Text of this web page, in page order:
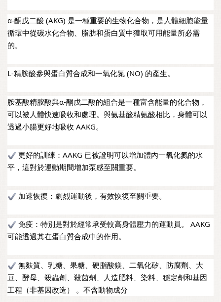
α-酮戊二酸 (AKG) 是一種重要的生物化合物，是人體細胞能量
循環中從碳水化合物、脂肪和蛋白質中獲取可用能量所必需
的。
L-精胺酸參與蛋白質合成和一氧化氮 (NO) 的產生。
胺基酸精胺酸與α-酮戊二酸的組合是一種富含能量的化合物，
可以被人體快速吸收和處理。與氨基酸精氨酸相比，身體可以
透過小腸更好地吸收 AAKG。
更好的訓練：AAKG 已被證明可以增加體內一氧化氮的水
平，這對於運動期間增加泵感至關重要。
加速恢復：劇烈運動後，有效恢復至關重要。
免疫：特別是對於經常承受較高身體壓力的運動員。 AAKG
可能透過其在蛋白質合成中的作用。
無麩質、乳糖、果糖、硬脂酸鎂、二氧化矽、防腐劑、大
豆、酵母、殺蟲劑、殺菌劑、人造肥料、染料、穩定劑和基因
工程（非基因改造） 。不含動物成分